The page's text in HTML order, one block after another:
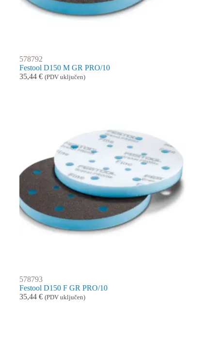
578792
Festool D150 M GR PRO/10
35,44 € (PDV uključen)
578793
Festool D150 F GR PRO/10
35,44 € (PDV uključen)